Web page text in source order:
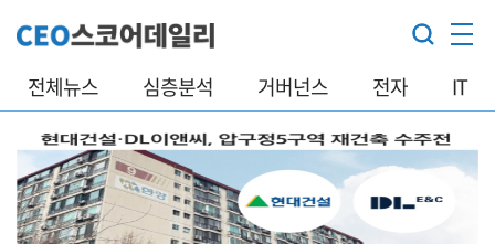
전체뉴스 심층분석 거버넌스 전자 IT